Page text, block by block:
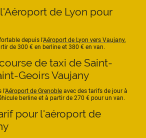
de Lyon pour
depuis l'Aéroport de Lyon vers Vaujany,
de 300 € en berline et 380 € en van.
de taxi de Saint-
Geoirs Vaujany
l'Aéroport de Grenoble avec des tarifs de jour à
berline et à partir de 270 € pour un van.
pour l'aéroport de